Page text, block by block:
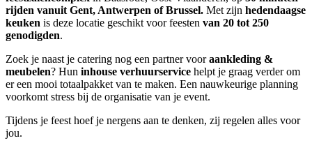
rijden vanuit Gent, Antwerpen of Brussel. Met zijn hedendaagse
keuken is deze locatie geschikt voor feesten van 20 tot 250
genodigden.
Zoek je naast je catering nog een partner vooraankleding &
meubelen? Hun inhouse verhuurservice helpt je graag verder om
er een mooi totaalpakket van te maken. Een nauwkeurige planning
voorkomt stress bij de organisatie van je event.
Tijdens je feest hoef je nergens aan te denken, zij regelen alles voor
jou.